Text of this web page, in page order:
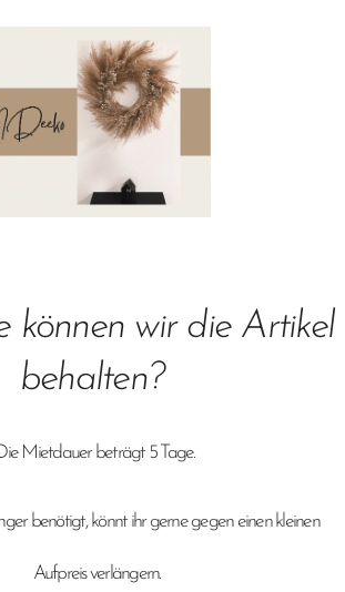
können wir die Artikel
behalten?
Mietdauer beträgt 5 Tage.
benötigt, könnt ihr gerne gegen einen kleinen
Aufpreis verlängern.